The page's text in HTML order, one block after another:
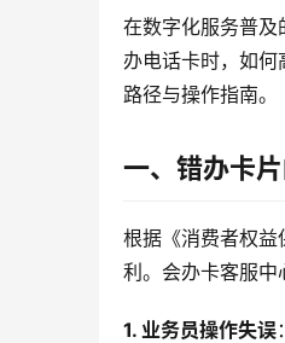
在数字化服务普及
办电话卡时，如
路径与操作指南。
一、错办卡
根据《消费者权
利。会办卡客服
1. 业务员操作失误